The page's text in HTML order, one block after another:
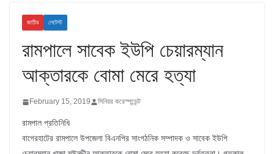
জাতীয় লেটেস্ট
রামপালে সাবেক ইউপি চেয়ারম্যান
আক্তারকে বোমা মেরে হত্যা
February 15, 2019 সিনিয়র করেস্পন্ডেন্ট
রামপাল প্রতিনিধি
বাগেরহাটের রামপালে উপজেলা বিএনপির সাংগঠনিক সম্পাদক ও সাবেক ইউপি